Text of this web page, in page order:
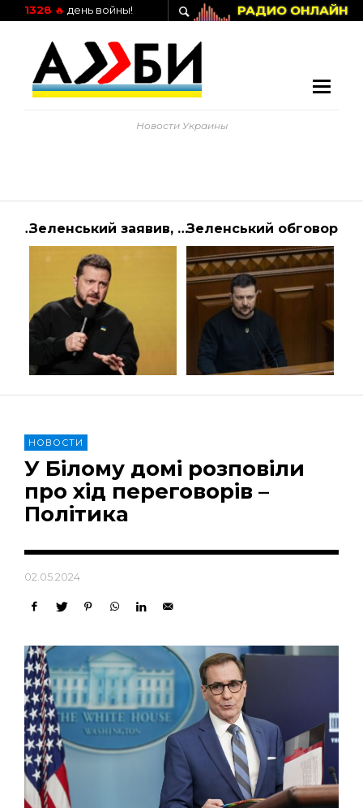
РАДИО ОНЛАЙН
1328 🔥 день войны!
Новости Украины
Відкрилися чергові евакуаційні маршрути у Київській та Луганській областях – Ірина Верещук — Офіційне інтернет-представництво Президента України Зеленський заявив, що потрібно думати про множинне громадянство
НОВОСТИ
У Білому домі розповіли
про хід переговорів –
Політика
02.05.2024